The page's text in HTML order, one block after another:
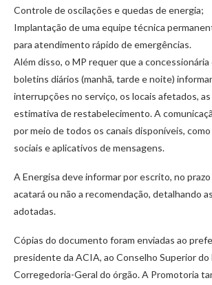
Controle de oscilações e quedas de energia;
Implantação de uma equipe técnica
para atendimento rápido de emergências.
Além disso, o MP requer que a
boletins diários (manhã, tarde e noite)
interrupções no serviço, os locais afetados, as
estimativa de restabelecimento. A
por meio de todos os canais disponíveis,
sociais e aplicativos de mensagens.
A Energisa deve informar por escrito, no
acatará ou não a recomendação, detalhando
adotadas.
Cópias do documento foram enviadas ao
presidente da ACIA, ao Conselho Superior do
Corregedoria-Geral do órgão. A Promotoria